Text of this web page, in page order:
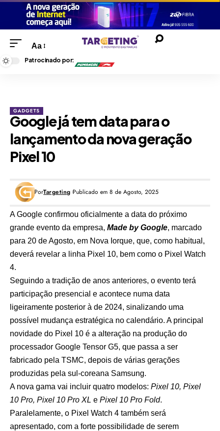
Aa
Patrocinado por:
GADGETS
Google já tem data para o
lançamento da nova geração
Pixel 10
PorTargeting Publicado em 8 de Agosto, 2025
AGoogle confirmou oficialmente a data do próximo
grande evento da empresa, Made by Google, marcado
para 20 de Agosto, em Nova Iorque, que, como habitual,
deverá revelar a linha Pixel 10, bem como o Pixel Watch
4.
Seguindo a tradição de anos anteriores, o evento terá
participação presencial e acontece numa data
ligeiramente posterior à de 2024, sinalizando uma
possível mudança estratégica no calendário. A principal
novidade do Pixel 10 é a alteração na produção do
processador Google Tensor G5, que passa a ser
fabricado pela TSMC, depois de várias gerações
produzidas pela sul-coreana Samsung.
A nova gama vai incluir quatro modelos: Pixel 10, Pixel
10 Pro, Pixel 10 Pro XL e Pixel 10 Pro Fold.
Paralelamente, o Pixel Watch 4 também será
apresentado, com a forte possibilidade de serem